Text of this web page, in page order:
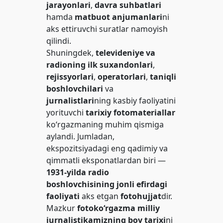
jarayonlari,davra suhbatlari
hamda matbuot anjumanlarini
aks ettiruvchi suratlar namoyish
qilindi.
Shuningdek,televideniye va
radioning ilk suxandonlari,
rejissyorlari,operatorlari,taniqli
boshlovchilari va
jurnalistlarining kasbiy faoliyatini
yorituvchitarixiy fotomateriallar
ko‘rgazmaning muhim qismiga
aylandi. Jumladan,
ekspozitsiyadagi eng qadimiy va
qimmatli eksponatlardan biri —
1931-yilda radio
boshlovchisining jonli efirdagi
faoliyati aks etganfotohujjatdir.
Mazkurfotoko‘rgazma milliy
jurnalistikamizning boy tarixini